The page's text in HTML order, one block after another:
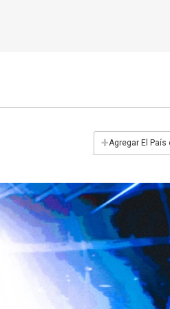
+Agregar El País